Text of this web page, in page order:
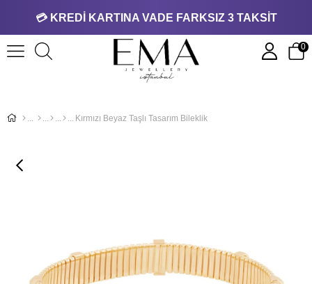
💳 KREDİ KARTINA VADE FARKSIZ 3 TAKSİT
0
Kırmızı Beyaz Taşlı Tasarım Bileklik